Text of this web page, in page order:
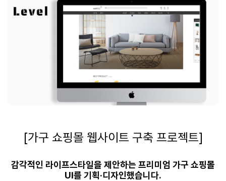
[가구 쇼핑몰 웹사이트 구축 프로젝트]
감각적인 라이프스타일을 제안하는 프리미엄 가구 쇼핑몰
UI를 기획·디자인했습니다.